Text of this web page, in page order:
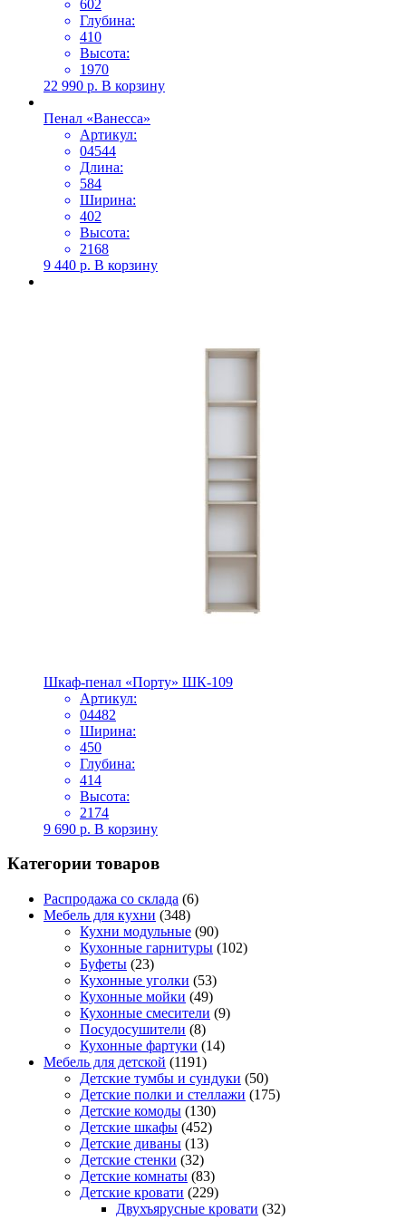
602
Глубина:
410
Высота:
1970
22 990 р. В корзину
Пенал «Ванесса»
Артикул:
04544
Длина:
584
Ширина:
402
Высота:
2168
9 440 р. В корзину
Шкаф-пенал «Порту» ШК-109
Артикул:
04482
Ширина:
450
Глубина:
414
Высота:
2174
9 690 р. В корзину
Категории товаров
Распродажа со склада (6)
Мебель для кухни (348)
Кухни модульные (90)
Кухонные гарнитуры (102)
Буфеты (23)
Кухонные уголки (53)
Кухонные мойки (49)
Кухонные смесители (9)
Посудосушители (8)
Кухонные фартуки (14)
Мебель для детской (1191)
Детские тумбы и сундуки (50)
Детские полки и стеллажи (175)
Детские комоды (130)
Детские шкафы (452)
Детские диваны (13)
Детские стенки (32)
Детские комнаты (83)
Детские кровати (229)
Двухъярусные кровати (32)